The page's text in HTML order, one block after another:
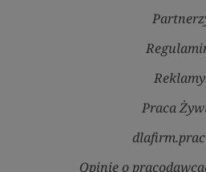
Praca
Opinie o